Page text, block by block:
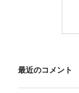
最近のコメント